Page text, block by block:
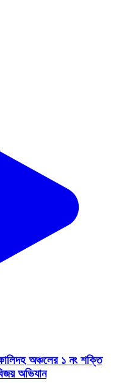
অঞ্চলের ১ নং শক্তি
অভিযান